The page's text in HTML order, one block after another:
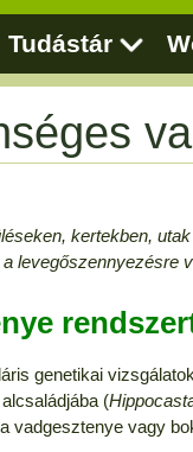
Tudástár
kertekben,
levegőszennyezésre
genetikai
(
vadgesztenye vagy